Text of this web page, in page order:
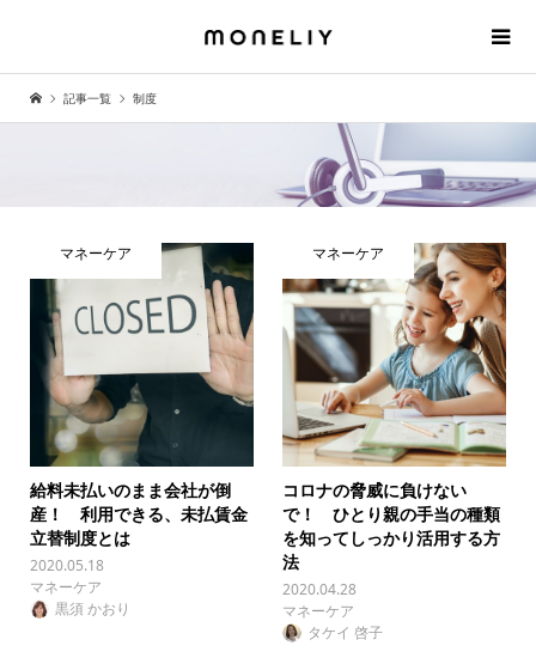
記事一覧 制度
マネーケア
給料未払いのまま会社が倒
産！ 利用できる、未払賃金
立替制度とは
2020.05.18
マネーケア
黒須 かおり
マネーケア
コロナの脅威に負けない
で！ ひとり親の手当の種類
を知ってしっかり活用する方
法
2020.04.28
マネーケア
タケイ 啓子